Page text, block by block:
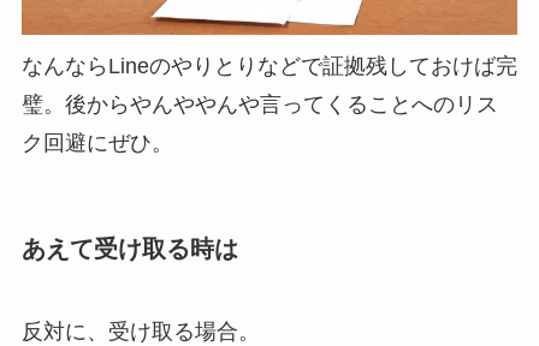
なんならLineのやりとりなどで証拠残しておけば完
璧。後からやんややんや言ってくることへのリス
ク回避にぜひ。
あえて受け取る時は
反対に、受け取る場合。